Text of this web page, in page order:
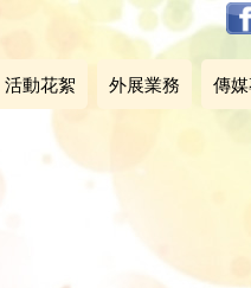
活動花絮 外展業務 傳